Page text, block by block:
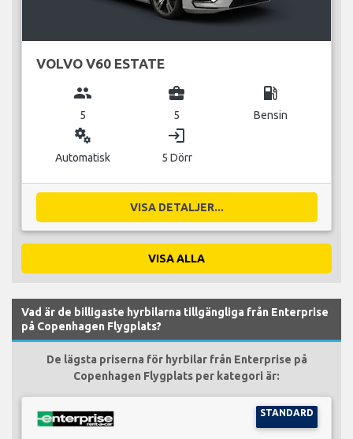
VOLVO V60 ESTATE
group
5
business_center
5
local_gas_station
Bensin
miscellaneous_services
Automatisk
login
5 Dörr
VISA DETALJER...
VISA ALLA
Vad är de billigaste hyrbilarna tillgängliga från Enterprise
på Copenhagen Flygplats?
De lägsta priserna för hyrbilar från Enterprise på
Copenhagen Flygplats per kategori är:
STANDARD